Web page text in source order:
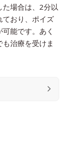
場合は、2分以
ており、ポイズ
能です。あく
治療を受けま